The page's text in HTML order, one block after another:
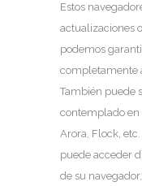
Estos
actualizaciones
podemos
completamente
También puede
contemplado en
Arora, Flock,
puede acceder
de su